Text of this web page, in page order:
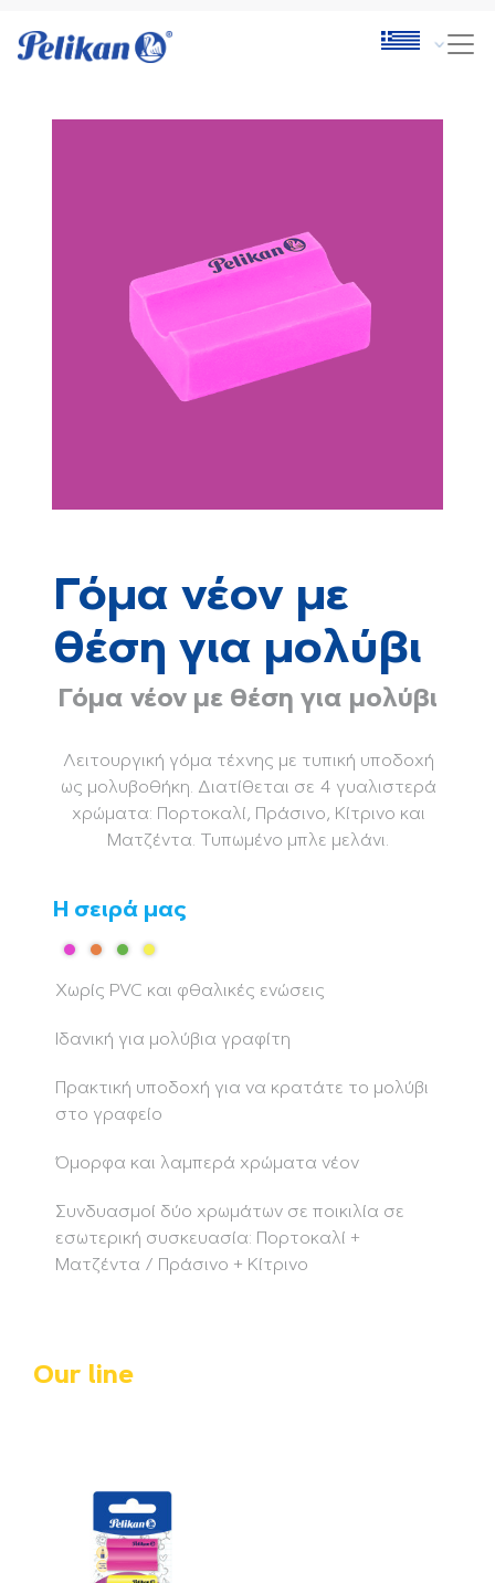
Γόμα νέον με
θέση για μολύβι
Γόμα νέον με θέση για μολύβι
Λειτουργική γόμα τέχνης με τυπική υποδοχή
ως μολυβοθήκη. Διατίθεται σε 4 γυαλιστερά
χρώματα: Πορτοκαλί, Πράσινο, Κίτρινο και
Ματζέντα. Τυπωμένο μπλε μελάνι.
Η σειρά μας
Χωρίς PVC και φθαλικές ενώσεις
Ιδανική για μολύβια γραφίτη
Πρακτική υποδοχή για να κρατάτε το μολύβι
στο γραφείο
Όμορφα και λαμπερά χρώματα νέον
Συνδυασμοί δύο χρωμάτων σε ποικιλία σε
εσωτερική συσκευασία: Πορτοκαλί +
Ματζέντα / Πράσινο + Κίτρινο
Our line